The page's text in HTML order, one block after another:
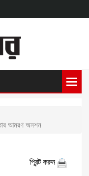
আমরণ অনশন
প্রিন্ট করুন